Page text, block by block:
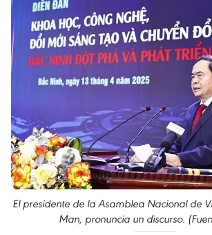
El presidente de la Asamblea Nacional de
Man, pronuncia un discurso.